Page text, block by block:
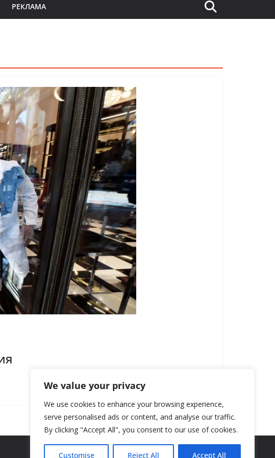
We value your privacy
We use cookies to enhance your browsing experience,
serve personalised ads or content, and analyse our traffic.
By clicking "Accept All", you consent to our use of cookies.
Customise Reject All Accept All
РЕКЛАМА